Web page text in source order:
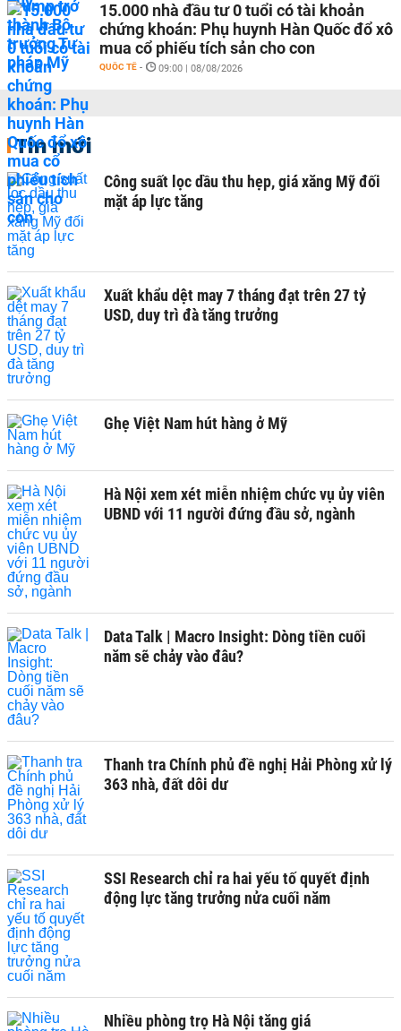
15.000 nhà đầu tư 0 tuổi có tài khoản
chứng khoán: Phụ huynh Hàn Quốc đổ xô
mua cổ phiếu tích sản cho con
QUỐC TẾ - 09:00 | 08/08/2026
Tin mới
Công suất lọc dầu thu hẹp, giá xăng Mỹ đối
mặt áp lực tăng
Xuất khẩu dệt may 7 tháng đạt trên 27 tỷ
USD, duy trì đà tăng trưởng
Ghẹ Việt Nam hút hàng ở Mỹ
Hà Nội xem xét miễn nhiệm chức vụ ủy viên
UBND với 11 người đứng đầu sở, ngành
Data Talk | Macro Insight: Dòng tiền cuối
năm sẽ chảy vào đâu?
Thanh tra Chính phủ đề nghị Hải Phòng xử lý
363 nhà, đất dôi dư
SSI Research chỉ ra hai yếu tố quyết định
động lực tăng trưởng nửa cuối năm
Nhiều phòng trọ Hà Nội tăng giá